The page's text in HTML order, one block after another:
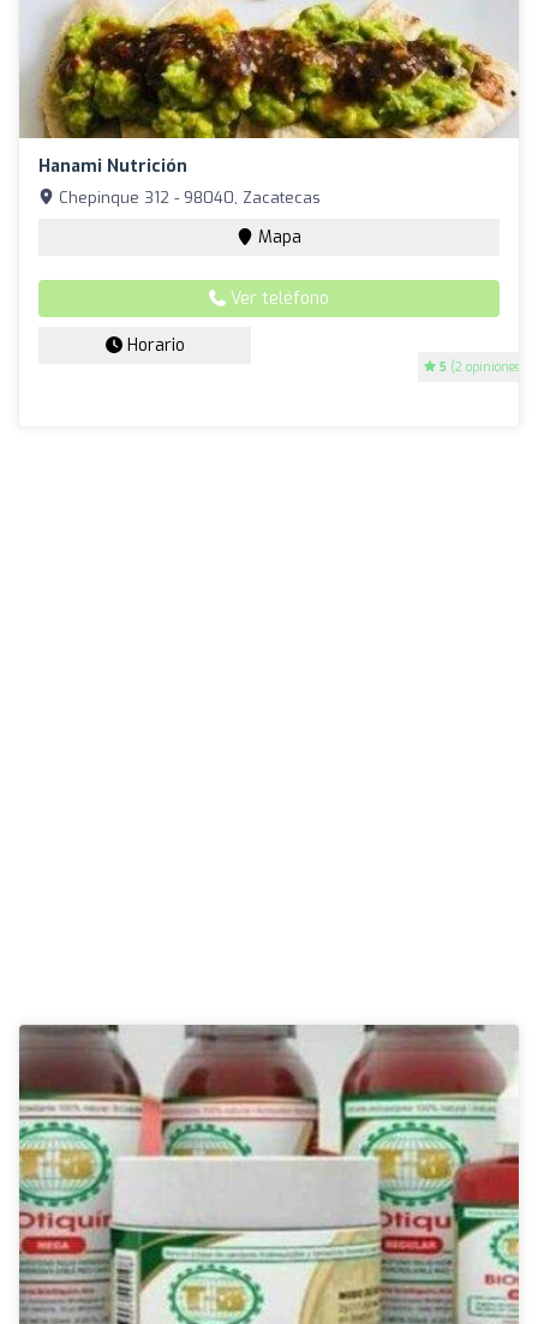
Hanami Nutrición
5 (2 opiniones)
Chepinque 312 - 98040, Zacatecas
Mapa
Ver teléfono
Horario